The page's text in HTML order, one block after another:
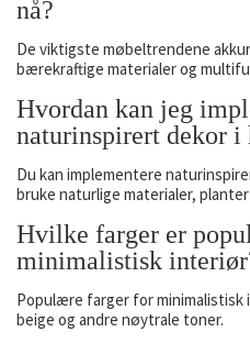
nå?
De viktigste møbeltrendene
bærekraftige materialer og
Hvordan kan jeg
naturinspirert dekor
Du kan implementere
bruke naturlige materialer,
Hvilke farger er
minimalistisk
Populære farger for
beige og andre nøytrale toner.